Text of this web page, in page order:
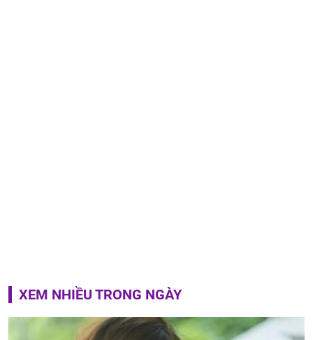
XEM NHIỀU TRONG NGÀY